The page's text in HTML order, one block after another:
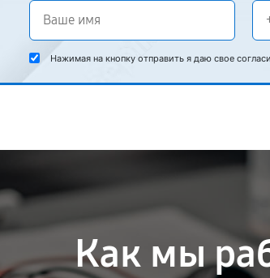
Нажимая на кнопку отправить я даю свое
Как мы